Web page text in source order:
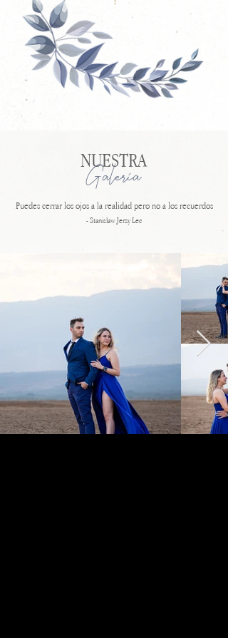
NUESTRA
Galeria
Puedes cerrar los ojos a la realidad pero no a los recuerdos​
- Stanislaw Jerzy Lec